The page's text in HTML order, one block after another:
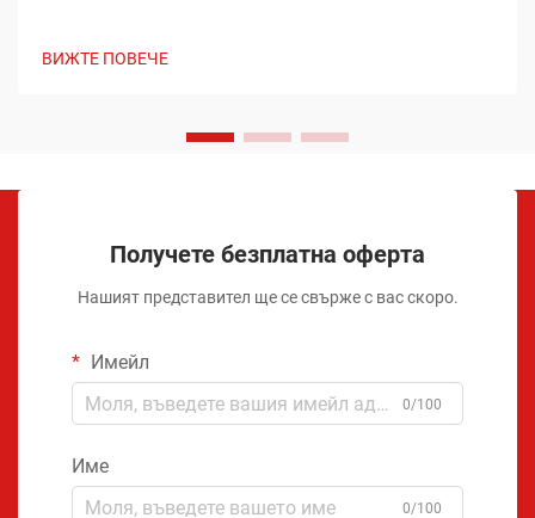
ВИЖТЕ ПОВЕЧЕ
Получете безплатна оферта
Нашият представител ще се свърже с вас скоро.
Имейл
0/100
Име
0/100